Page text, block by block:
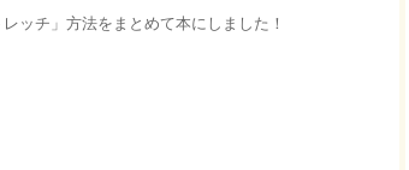
レッチ」方法をまとめて本にしました！